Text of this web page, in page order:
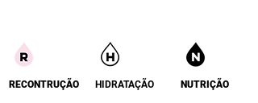
RECONTRUÇÃO HIDRATAÇÃO NUTRIÇÃO